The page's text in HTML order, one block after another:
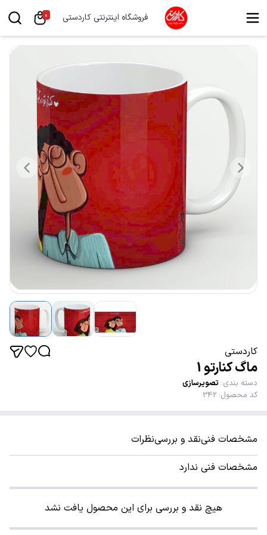
فروشگاه اینترنتی کاردستی 0
کاردستی
ماگ کنارتو 1
دسته بندی: تصویرسازی
کد محصول:
342
مشخصات فنینقد و بررسینظرات
مشخصات فنی ندارد
هیچ نقد و بررسی برای این محصول یافت نشد